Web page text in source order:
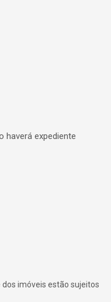
haverá expediente
imóveis estão sujeitos